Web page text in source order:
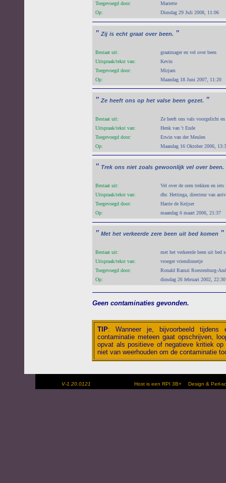
Toegevoegd door:
Mariette
Op:
Dinsdag 29 Juli 2008, 11:06
" Zij is echt graat over been. "
Bestaat uit:
graatmager en vel over been
Uitspraak/tekst van:
Kevin
Toegevoegd door:
Mirjam
Op:
Maandag 18 Juni 2007, 11:20
" Ze heeft ons op het valse been gezet. "
Bestaat uit:
Ze heeft ons vals voorgelicht en
Uitspraak/tekst van:
Henk van 't Ende
Toegevoegd door:
Erwin van der Meulen
Op:
Maandag 16 Oktober 2006,
" Trek ons niet zoals gewoonlijk vel over been.
Bestaat uit:
Vel over de oren trekken en iets
Uitspraak/tekst van:
dhr. Hettinga, directeur van
Toegevoegd door:
Harrie de Keijser
Op:
maandag 6 maart 2006, 21:37
" Met het verkeerde zere been uit bed komen "
Bestaat uit:
met het verkeerde been uit bed
Uitspraak/tekst van:
vroeger vriendinnetje
Toegevoegd door:
Ronald Ramzi Roestenburg-
Op:
dinsdag 26 februari 2002, 22:30
Geen contaminaties gevonden.
TIP: Wanneer je, bijvoorbeeld tijdens
contaminatie meteen gaat opschrijven,
opvat als positieve of negatieve kritiek
niet van weerhouden om de contaminatie
V-1.20.0121 Host is een RPI 3B+ Design &